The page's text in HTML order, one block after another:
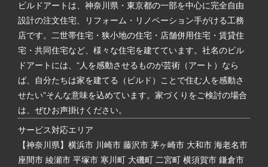
ビルドアートは、神奈川県・東京都の一部を中心に完全自由
設計の注文住宅、リフォーム・リノベーション手がける工務
店です。二世帯住宅・狭小地の住宅・店舗併用住宅・賃貸住
宅・共同住宅など、様々な住宅を建てています。社名のビル
ドアートには、“人を感動させるものが芸術（アート）なら
ば、自分たちは家を建てる（ビルド）ことで住む人を感動さ
せたい”そんな意味を込めています。家づくりをご検討の場合
は、ぜひお声掛けください。
サービス対応エリア
【神奈川県】横浜市 川崎市 藤沢市 茅ヶ崎市 大和市 海老名市
座間市 綾瀬市 平塚市 寒川町 大磯町 二宮町 横須賀市 鎌倉市